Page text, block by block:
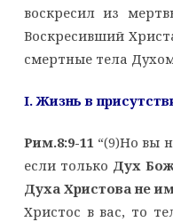
воскресил из
Воскресивший
смертные тела
I. Жизнь в
Рим.8:9-11“(9)Но вы
если только Дух
Духа Христова не
Христос в вас, то